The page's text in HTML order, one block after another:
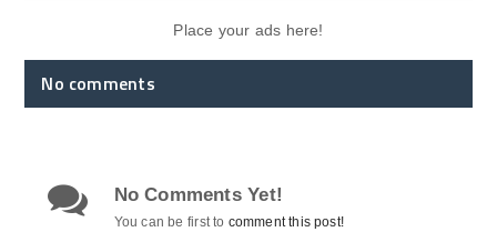
Place your ads here!
No comments
No Comments Yet!
You can be first to comment this post!